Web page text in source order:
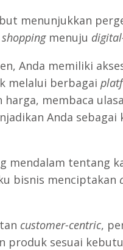
menunjukkan
menuju
Anda memiliki
melalui berbagai
harga, membaca
Anda sebagai
mendalam tentang
bisnis menciptakan
customer-centric,
produk sesuai